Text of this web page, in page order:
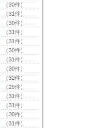
（30件）
（31件）
（30件）
（31件）
（31件）
（30件）
（31件）
（30件）
（32件）
（29件）
（31件）
（31件）
（30件）
（31件）